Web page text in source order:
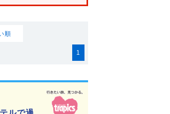
順
1